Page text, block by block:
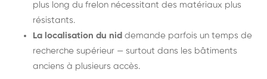
plus long du frelon nécessitant des matériaux plus
résistants.
La localisation du nid demande parfois un temps de
recherche supérieur — surtout dans les bâtiments
anciens à plusieurs accès.